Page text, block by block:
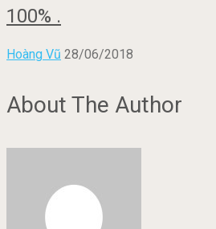
100% .
Hoàng Vũ 28/06/2018
About The Author